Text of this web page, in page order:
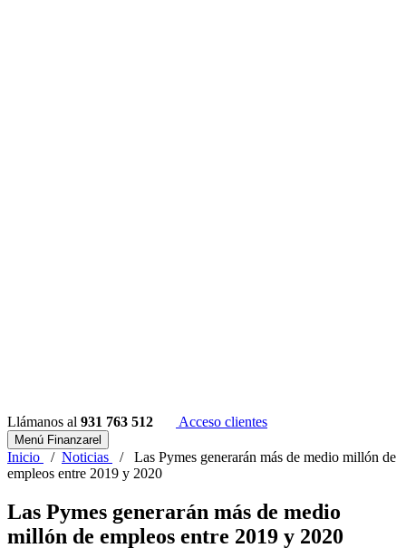
Llámanos al 931 763 512 Acceso clientes
Menú Finanzarel
Inicio / Noticias / Las Pymes generarán más de medio millón de
empleos entre 2019 y 2020
Las Pymes generarán más de medio
millón de empleos entre 2019 y 2020